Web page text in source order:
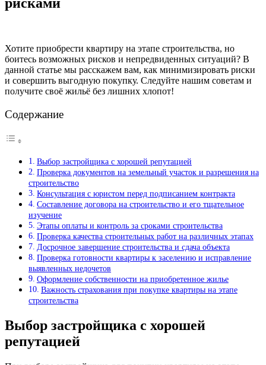
Хотите приобрести квартиру на этапе строительства, но
боитесь возможных рисков и непредвиденных ситуаций? В
данной статье мы расскажем вам, как минимизировать риски
и совершить выгодную покупку. Следуйте нашим советам и
получите своё жильё без лишних хлопот!
Содержание
Выбор застройщика с хорошей репутацией
Проверка документов на земельный участок и разрешения на
строительство
Консультация с юристом перед подписанием контракта
Составление договора на строительство и его тщательное
изучение
Этапы оплаты и контроль за сроками строительства
Проверка качества строительных работ на различных этапах
Досрочное завершение строительства и сдача объекта
Проверка готовности квартиры к заселению и исправление
выявленных недочетов
Оформление собственности на приобретенное жилье
Важность страхования при покупке квартиры на этапе
строительства
Выбор застройщика с хорошей
репутацией